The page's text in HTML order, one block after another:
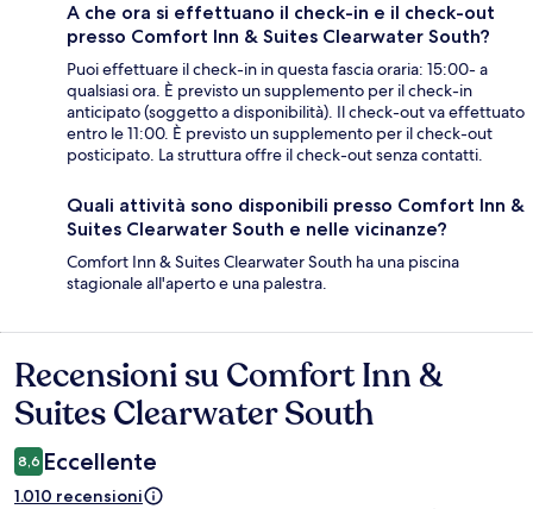
A che ora si effettuano il check-in e il check-out
presso Comfort Inn & Suites Clearwater South?
Puoi effettuare il check-in in questa fascia oraria: 15:00- a
qualsiasi ora. È previsto un supplemento per il check-in
anticipato (soggetto a disponibilità). Il check-out va effettuato
entro le 11:00. È previsto un supplemento per il check-out
posticipato. La struttura offre il check-out senza contatti.
Quali attività sono disponibili presso Comfort Inn &
Suites Clearwater South e nelle vicinanze?
Comfort Inn & Suites Clearwater South ha una piscina
stagionale all'aperto e una palestra.
Recensioni
Recensioni su Comfort Inn &
Suites Clearwater South
8,6 Eccellente
1.010 recensioni